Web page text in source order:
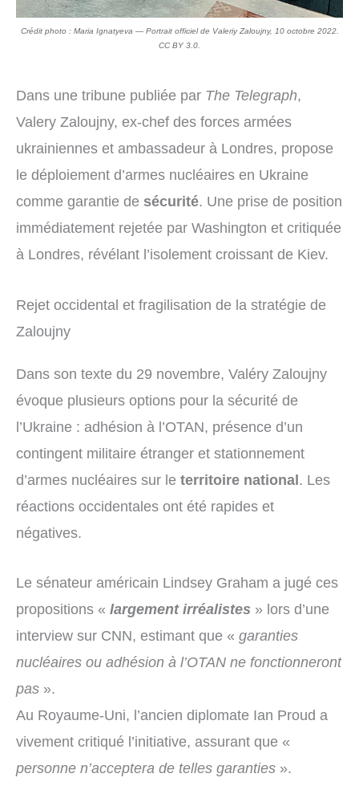
Crédit photo : Maria Ignatyeva — Portrait officiel de Valeriy Zaloujny, 10 octobre 2022.
CC BY 3.0.
Dans une tribune publiée par The Telegraph,
Valery Zaloujny, ex-chef des forces armées
ukrainiennes et ambassadeur à Londres, propose
le déploiement d’armes nucléaires en Ukraine
comme garantie de sécurité. Une prise de position
immédiatement rejetée par Washington et critiquée
à Londres, révélant l’isolement croissant de Kiev.
Rejet occidental et fragilisation de la stratégie de
Zaloujny
Dans son texte du 29 novembre, Valéry Zaloujny
évoque plusieurs options pour la sécurité de
l’Ukraine : adhésion à l’OTAN, présence d’un
contingent militaire étranger et stationnement
d’armes nucléaires sur le territoire national. Les
réactions occidentales ont été rapides et
négatives.
Le sénateur américain Lindsey Graham a jugé ces
propositions « largement irréalistes » lors d’une
interview sur CNN, estimant que « garanties
nucléaires ou adhésion à l’OTAN ne fonctionneront
pas ».
Au Royaume-Uni, l’ancien diplomate Ian Proud a
vivement critiqué l’initiative, assurant que «
personne n’acceptera de telles garanties ».